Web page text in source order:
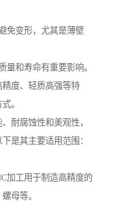
免变形，尤其是薄壁
和寿命有重要影响。
度、轻质高强等特
。
耐腐蚀性和美观性，
是其主要适用范围：
加工用于制造高精度的
母等。